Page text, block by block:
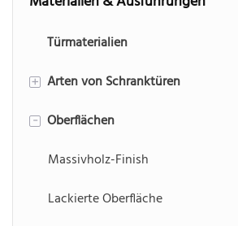
Türmaterialien
+ Arten von Schranktüren
Einbaupanel
Erhöhtes Panel
Shaker-Panel
- Oberflächen
Massivholz-Finish
Lackierte Oberfläche